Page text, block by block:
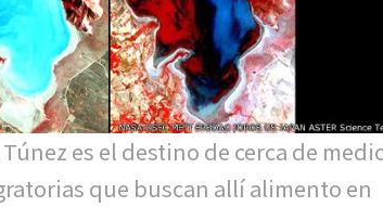
es el destino de cerca de
que buscan allí alimento en